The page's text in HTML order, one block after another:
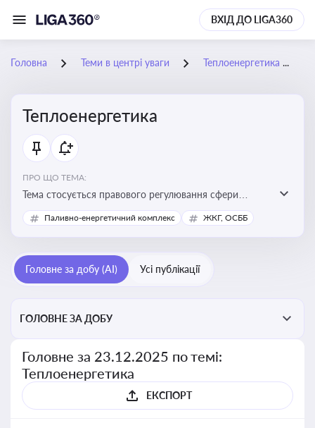
ВХІД ДО LIGA360
Головна Теми в центрі уваги Теплоенергетика
Теплоенергетика
ПРО ЩО ТЕМА:
Тема стосується правового регулювання сфери
теплопостачання в Україні, що є важливою для
енергетичної безпеки, економіки підприємств та
комунальних послуг
Паливно-енергетичний комплекс ЖКГ, ОСББ
Головне за добу (AI) Усі публікації
ГОЛОВНЕ ЗА ДОБУ
Головне за 23.12.2025 по темі:
Теплоенергетика
ЕКСПОРТ